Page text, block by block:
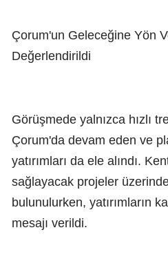
Çorum'un Geleceğine Yön
Değerlendirildi
Görüşmede yalnızca hızlı
Çorum'da devam eden ve
yatırımları da ele alındı.
sağlayacak projeler
bulunulurken, yatırımların
mesajı verildi.